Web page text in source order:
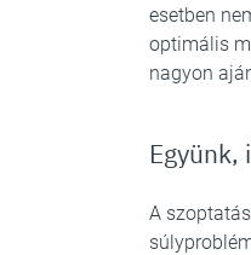
esetben
optimális
nagyon
Együnk,
A